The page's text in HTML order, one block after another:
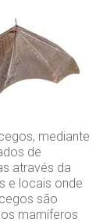
mediante
de
através da
e locais onde
são
mamíferos